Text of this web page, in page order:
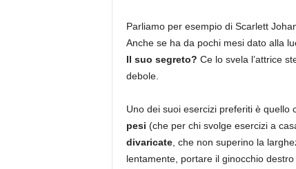
Parliamo per esempio di Scarlett
Anche se ha da pochi mesi dato alla
Il suo segreto? Ce lo svela l’attrice
debole.
Uno dei suoi esercizi preferiti è quello
pesi (che per chi svolge esercizi a
divaricate, che non superino la
lentamente, portare il ginocchio destro